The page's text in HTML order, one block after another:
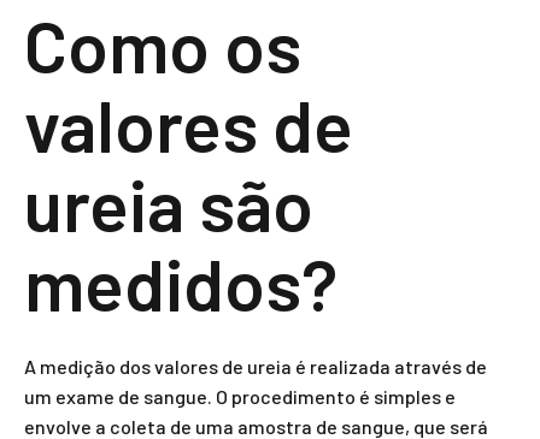
Como os
valores de
ureia são
medidos?
A medição dos valores de ureia é realizada através de
um exame de sangue. O procedimento é simples e
envolve a coleta de uma amostra de sangue, que será